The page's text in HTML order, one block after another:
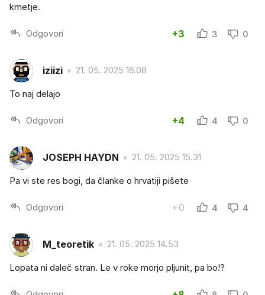
kmetje.
Odgovori +3 3 0
iziizi 21. 05. 2025 16.08
To naj delajo
Odgovori +4 4 0
JOSEPH HAYDN 21. 05. 2025 15.31
Pa vi ste res bogi, da članke o hrvatiji pišete
Odgovori +0 4 4
M_teoretik 21. 05. 2025 14.53
Lopata ni daleč stran. Le v roke morjo pljunit, pa bo!?